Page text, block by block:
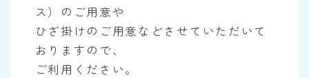
ス）のご用意や
ひざ掛けのご用意などさせていただいて
おりますので、
ご利用ください。